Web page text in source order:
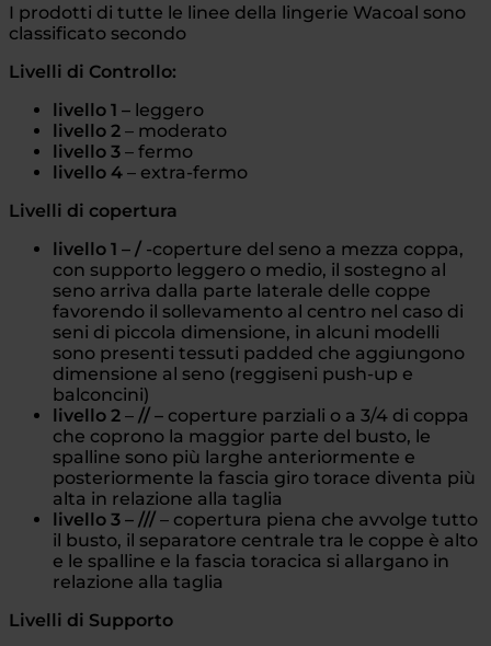
I prodotti di tutte le linee della lingerie Wacoal sono
classificato secondo
Livelli di Controllo:
livello 1 – leggero
livello 2 – moderato
livello 3 – fermo
livello 4 – extra-fermo
Livelli di copertura
livello 1 – / -coperture del seno a mezza coppa,
con supporto leggero o medio, il sostegno al
seno arriva dalla parte laterale delle coppe
favorendo il sollevamento al centro nel caso di
seni di piccola dimensione, in alcuni modelli
sono presenti tessuti padded che aggiungono
dimensione al seno (reggiseni push-up e
balconcini)
livello 2 – // – coperture parziali o a 3/4 di coppa
che coprono la maggior parte del busto, le
spalline sono più larghe anteriormente e
posteriormente la fascia giro torace diventa più
alta in relazione alla taglia
livello 3 – /// – copertura piena che avvolge tutto
il busto, il separatore centrale tra le coppe è alto
e le spalline e la fascia toracica si allargano in
relazione alla taglia
Livelli di Supporto